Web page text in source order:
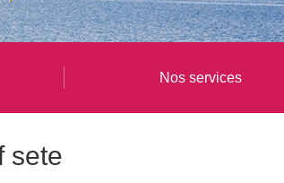
Nos services
sete